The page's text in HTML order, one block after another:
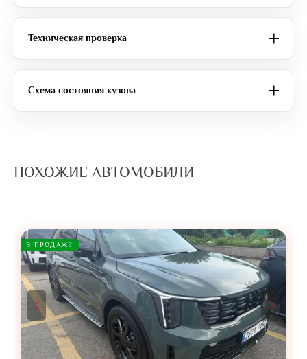
Техническая проверка
Схема состояния кузова
ПОХОЖИЕ АВТОМОБИЛИ
В ПРОДАЖЕ